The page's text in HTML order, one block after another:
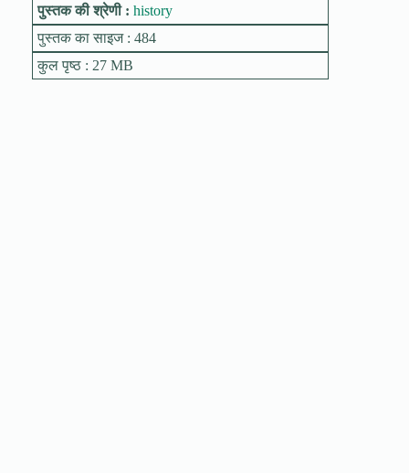
पुस्तक की श्रेणी : history
पुस्तक का साइज : 484
कुल पृष्ठ : 27 MB